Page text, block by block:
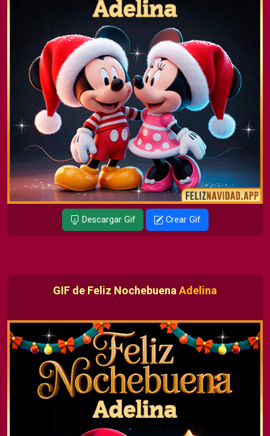
Descargar Gif Crear Gif
GIF de Feliz Nochebuena Adelina